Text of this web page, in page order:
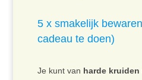
5 x smakelijk
cadeau te doen)
Je kunt van harde kruiden